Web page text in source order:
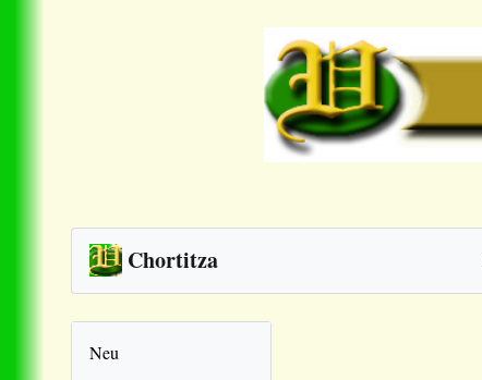
Chortitza
Neu